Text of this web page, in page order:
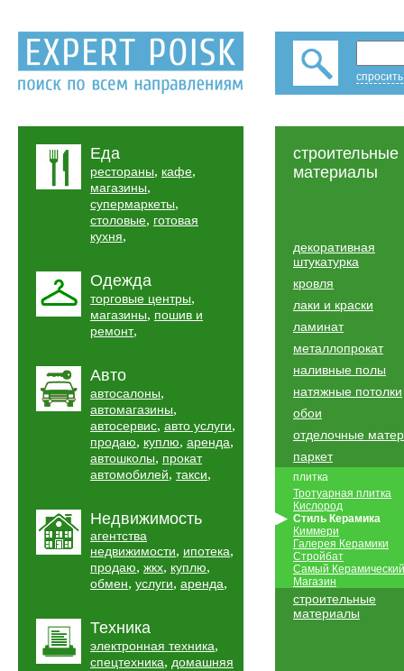
Еда
рестораны, кафе,
магазины,
супермаркеты,
столовые, готовая
кухня,
Одежда
торговые центры,
магазины, пошив и
ремонт,
Авто
автосалоны,
автомагазины,
автосервис, авто услуги,
продаю, куплю, аренда,
автошколы, прокат
автомобилей, такси,
Недвижимость
агентства
недвижимости, ипотека,
продаю, жкх, куплю,
обмен, услуги, аренда,
Техника
электронная техника,
спецтехника, домашняя
строительные
материалы
декоративная
штукатурка
кровля
лаки и краски
ламинат
металлопрокат
наливные полы
натяжные потолки
обои
отделочные
паркет
плитка
Тротуарная плитка
Кислород
Стиль Керамика
Киммери
Галерея Керамики
Стройбат
Самый Керамический
Магазин
строительные
материалы